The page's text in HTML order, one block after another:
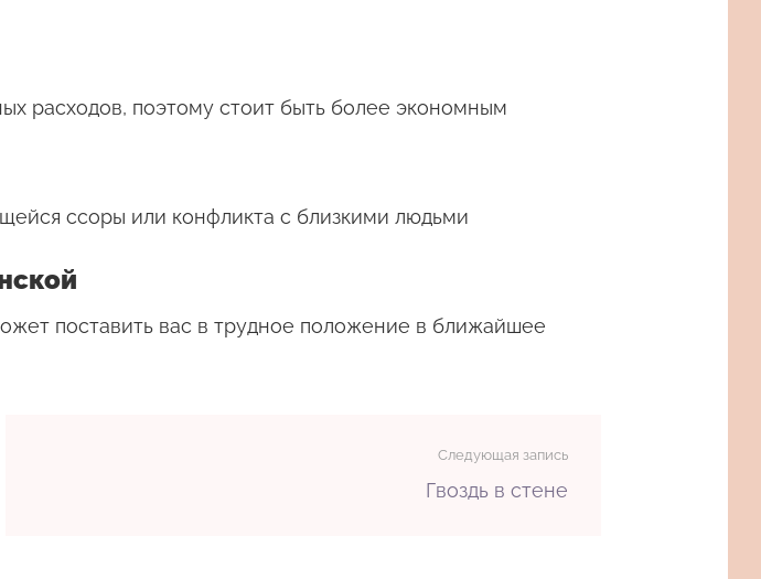
расходов, поэтому стоит быть более экономным
ссоры или конфликта с близкими людьми
поставить вас в трудное положение в ближайшее
Следующая запись
Гвоздь в стене